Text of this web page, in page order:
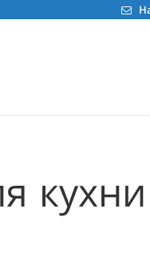
кухни